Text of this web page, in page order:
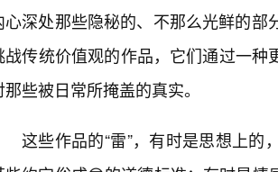
心深处那些隐秘的、不那么光鲜的
战传统价值观的作品，它们通过一
那些被日常所掩盖的真实。
这些作品的“雷”，有时是思想上